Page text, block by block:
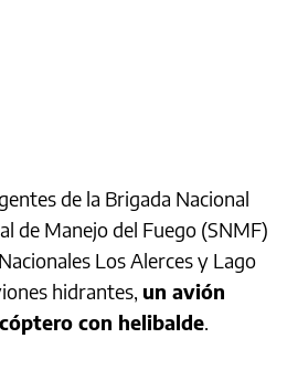
de la Brigada Nacional
de Manejo del Fuego (SNMF)
Los Alerces y Lago
hidrantes, un avión
con helibalde.